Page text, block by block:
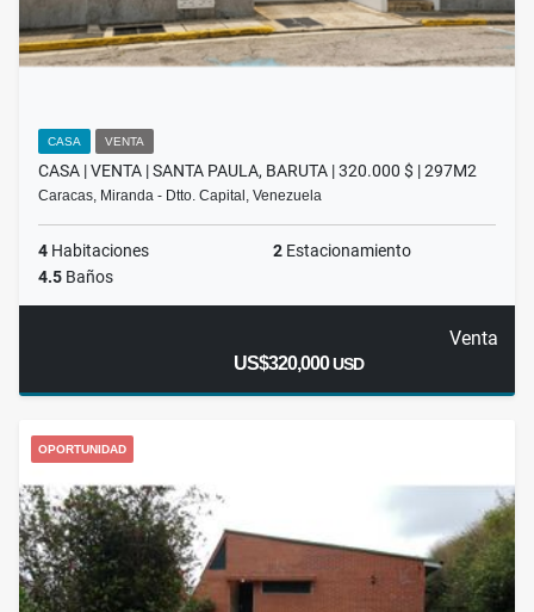
CASA VENTA
CASA | VENTA | SANTA PAULA, BARUTA | 320.000 $ | 297M2
Caracas, Miranda - Dtto. Capital, Venezuela
4 Habitaciones 2 Estacionamiento
4.5 Baños
Venta
US$320,000USD
OPORTUNIDAD